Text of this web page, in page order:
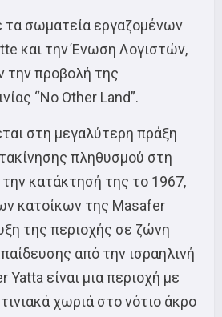
τα σωματεία εργαζομένων
και την Ένωση Λογιστών,
την προβολή της
“No Other Land”.
στη μεγαλύτερη πράξη
πληθυσμού στη
κατάκτησή της το 1967,
κατοίκων της Masafer
της περιοχής σε ζώνη
από την ισραηλινή
είναι μια περιοχή με
χωριά στο νότιο άκρο